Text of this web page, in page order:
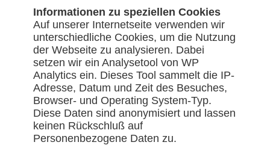
Informationen zu speziellen Cookies
Auf unserer Internetseite verwenden wir
unterschiedliche Cookies, um die Nutzung
der Webseite zu analysieren. Dabei
setzen wir ein Analysetool von WP
Analytics ein. Dieses Tool sammelt die IP-
Adresse, Datum und Zeit des Besuches,
Browser- und Operating System-Typ.
Diese Daten sind anonymisiert und lassen
keinen Rückschluß auf
Personenbezogene Daten zu.